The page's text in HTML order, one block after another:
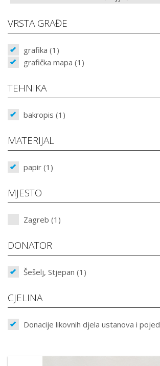
VRSTA GRAĐE
grafika (1)
grafička mapa (1)
TEHNIKA
bakropis (1)
MATERIJAL
papir (1)
MJESTO
Zagreb (1)
DONATOR
Šešelj, Stjepan (1)
CJELINA
Donacije likovnih djela ustanova i